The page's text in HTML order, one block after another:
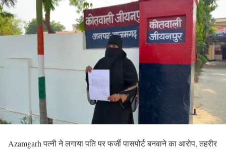
Azamgarh पत्नी ने लगाया पति पर फर्जी पासपोर्ट बनवाने का आरोप, तहरीर